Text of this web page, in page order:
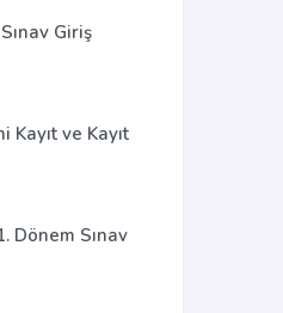
Giriş
Kayıt ve Kayıt
Dönem Sınav